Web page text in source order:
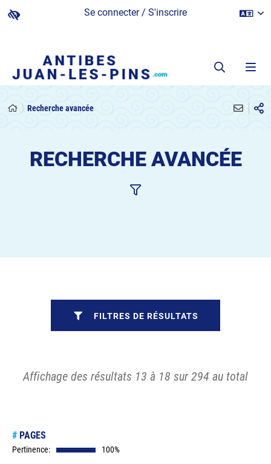
Se connecter / S'inscrire
Recherche avancée
RECHERCHE AVANCÉE
Affichage des résultats 13 à 18 sur 294 au total
# PAGES
Pertinence: 100%
FILTRES DE RÉSULTATS